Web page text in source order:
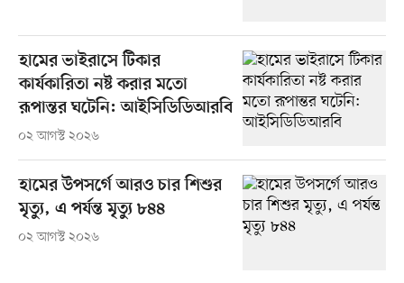
হামের ভাইরাসে টিকার
কার্যকারিতা নষ্ট করার মতো
রূপান্তর ঘটেনি: আইসিডিডিআরবি
০২ আগস্ট ২০২৬
হামের উপসর্গে আরও চার শিশুর
মৃত্যু, এ পর্যন্ত মৃত্যু ৮৪৪
০২ আগস্ট ২০২৬